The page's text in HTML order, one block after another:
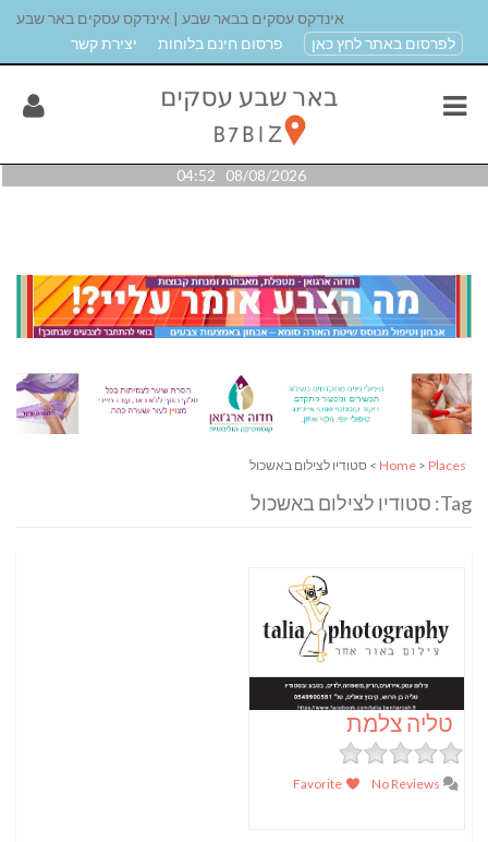
אינדקס עסקים בבאר שבע | אינדקס עסקים באר שבע
לפרסום באתר לחץ כאן
פרסום חינם בלוחות יצירת קשר
08/08/2026 04:52
Home > Places > סטודיו לצילום באשכול
Tag: סטודיו לצילום באשכול
טליה צלמת